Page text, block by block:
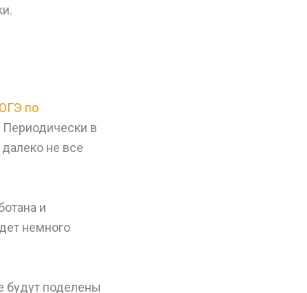
ОГЭ по
Периодически в
не все
и
немного
будут поделены